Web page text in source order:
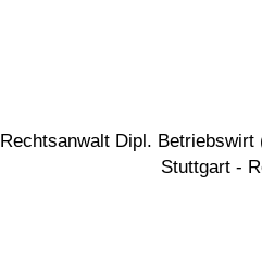
Rechtsanwalt Dipl.
Stuttgart -